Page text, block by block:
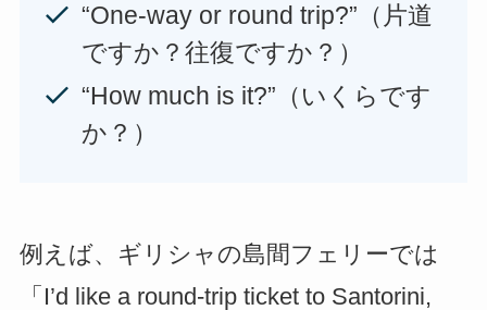
“One-way or round trip?”（片道
ですか？往復ですか？）
“How much is it?”（いくらです
か？）
例えば、ギリシャの島間フェリーでは
「I’d like a round-trip ticket to Santorini,